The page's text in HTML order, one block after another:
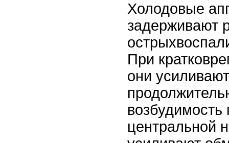
Холодовые
задерживают
При
они
центральной